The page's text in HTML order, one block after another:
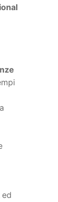
ed